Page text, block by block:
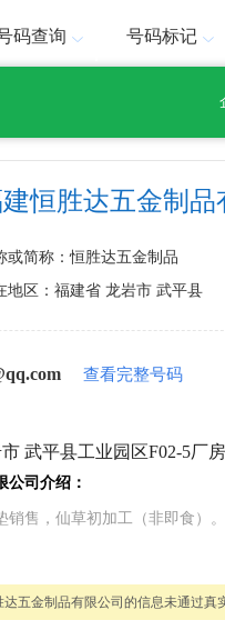
码查询 号码标记
恒胜达五金制品
或简称：恒胜达五金制品
地区：福建省 龙岩市 武平县
查看完整号码
武平县工业园区F02-5厂房
公司介绍：
销售，仙草初加工（非即食）
达五金制品有限公司的信息未通过